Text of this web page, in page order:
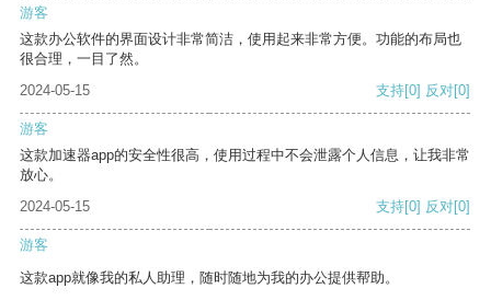
游客
这款办公软件的界面设计非常简洁，使用起来非常方便。功能的布局也
很合理，一目了然。
2024-05-15
支持[0] 反对[0]
游客
这款加速器app的安全性很高，使用过程中不会泄露个人信息，让我非常
放心。
2024-05-15
支持[0] 反对[0]
游客
这款app就像我的私人助理，随时随地为我的办公提供帮助。